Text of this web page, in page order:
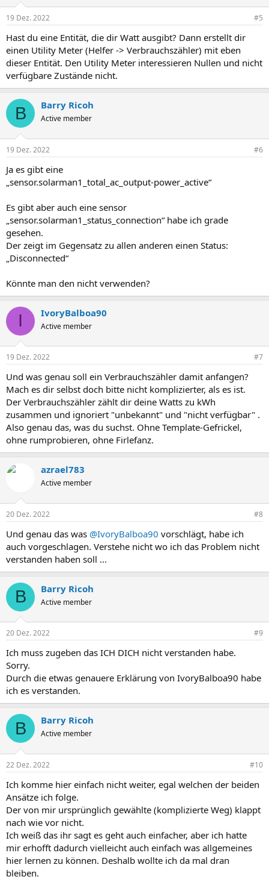
19 Dez. 2022 #5
Hast du eine Entität, die dir Watt ausgibt? Dann erstellt dir
einen Utility Meter (Helfer -> Verbrauchszähler) mit eben
dieser Entität. Den Utility Meter interessieren Nullen und nicht
verfügbare Zustände nicht.
B Barry Ricoh
Active member
19 Dez. 2022 #6
Ja es gibt eine
„sensor.solarman1_total_ac_output-power_active“
Es gibt aber auch eine sensor
„sensor.solarman1_status_connection“ habe ich grade
gesehen.
Der zeigt im Gegensatz zu allen anderen einen Status:
„Disconnected“
Könnte man den nicht verwenden?
I IvoryBalboa90
Active member
19 Dez. 2022 #7
Und was genau soll ein Verbrauchszähler damit anfangen?
Mach es dir selbst doch bitte nicht komplizierter, als es ist.
Der Verbrauchszähler zählt dir deine Watts zu kWh
zusammen und ignoriert "unbekannt" und "nicht verfügbar" .
Also genau das, was du suchst. Ohne Template-Gefrickel,
ohne rumprobieren, ohne Firlefanz.
azrael783
Active member
20 Dez. 2022 #8
Und genau das was @IvoryBalboa90 vorschlägt, habe ich
auch vorgeschlagen. Verstehe nicht wo ich das Problem nicht
verstanden haben soll ...
B Barry Ricoh
Active member
20 Dez. 2022 #9
Ich muss zugeben das ICH DICH nicht verstanden habe.
Sorry.
Durch die etwas genauere Erklärung von IvoryBalboa90 habe
ich es verstanden.
B Barry Ricoh
Active member
22 Dez. 2022 #10
Ich komme hier einfach nicht weiter, egal welchen der beiden
Ansätze ich folge.
Der von mir ursprünglich gewählte (komplizierte Weg) klappt
nach wie vor nicht.
Ich weiß das ihr sagt es geht auch einfacher, aber ich hatte
mir erhofft dadurch vielleicht auch einfach was allgemeines
hier lernen zu können. Deshalb wollte ich da mal dran
bleiben.